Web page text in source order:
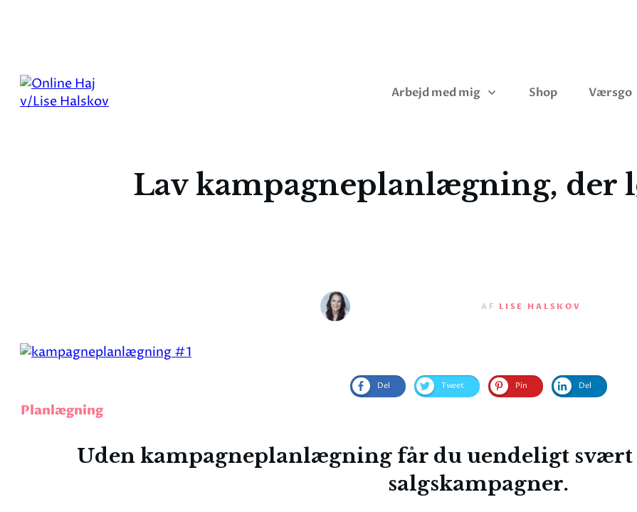
Arbejd med mig Shop Værsgo
Lav kampagneplanlægning, der
AF LISE HALSKOV
Del Tweet Pin Del
Planlægning
Uden kampagneplanlægning får du uendeligt svært
salgskampagner.